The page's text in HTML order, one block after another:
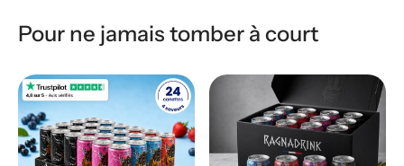
Pour ne jamais tomber à court